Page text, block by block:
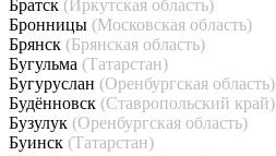
Братск (Иркутская область)
Бронницы (Московская область)
Брянск (Брянская область)
Бугульма (Татарстан)
Бугуруслан (Оренбургская область)
Будённовск (Ставропольский край)
Бузулук (Оренбургская область)
Буинск (Татарстан)